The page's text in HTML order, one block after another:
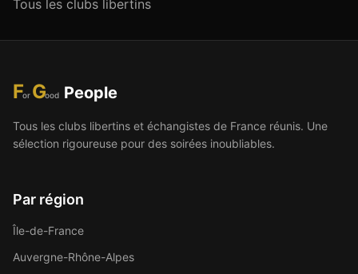
Tous les clubs libertins
For Good People
Tous les clubs libertins et échangistes de France réunis. Une
sélection rigoureuse pour des soirées inoubliables.
Par région
Île-de-France
Auvergne-Rhône-Alpes